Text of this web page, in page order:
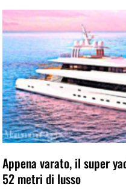
Appena varato, il super
52 metri di lusso